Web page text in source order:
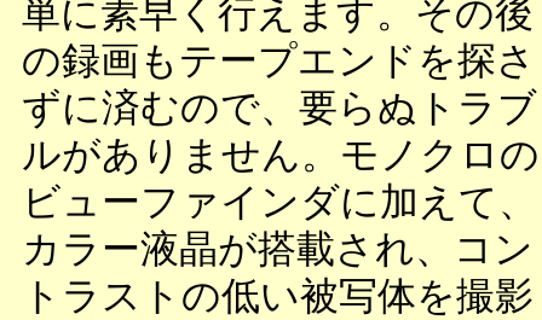
単に素早く行えます。その後
の録画もテープエンドを探さ
ずに済むので、要らぬトラブ
ルがありません。モノクロの
ビューファインダに加えて、
カラー液晶が搭載され、コン
トラストの低い被写体を撮影